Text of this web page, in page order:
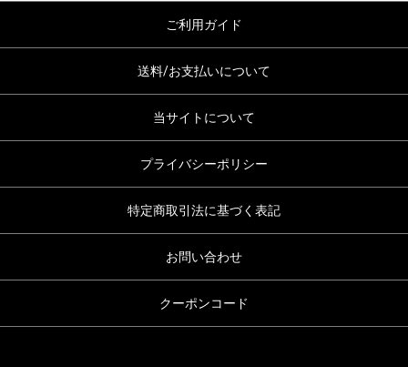
ご利用ガイド
送料/お支払いについて
当サイトについて
プライバシーポリシー
特定商取引法に基づく表記
お問い合わせ
クーポンコード